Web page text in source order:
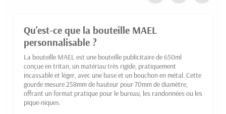
Qu'est-ce que la bouteille MAEL
personnalisable ?
La bouteille MAEL est une bouteille publicitaire de 650ml
conçue en tritan, un matériau très rigide, pratiquement
incassable et léger, avec une base et un bouchon en métal. Cette
gourde mesure 258mm de hauteur pour 70mm de diamètre,
offrant un format pratique pour le bureau, les randonnées ou les
pique-niques.